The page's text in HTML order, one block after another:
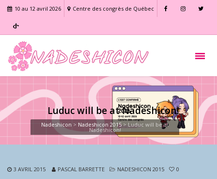
10 au 12 avril 2026 Centre des congrès de Québec
Luduc will be at Nadeshicon!
Nadeshicon > Nadeshicon 2015>Luduc will be at
Nadeshicon!
3 AVRIL 2015 PASCAL BARRETTE NADESHICON 2015 0